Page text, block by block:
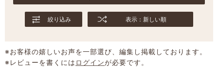
絞り込み 表示：新しい順
※お客様の嬉しいお声を一部選び、編集し掲載しております。
※レビューを書くには ログインが必要です。